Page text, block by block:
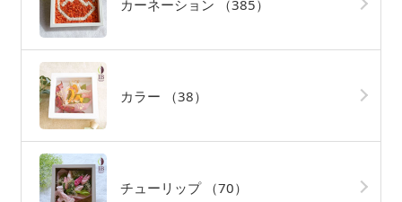
カーネーション （385）
カラー （38）
チューリップ （70）